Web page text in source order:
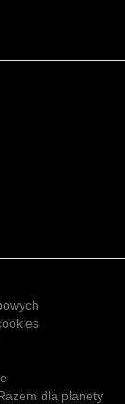
dla planety